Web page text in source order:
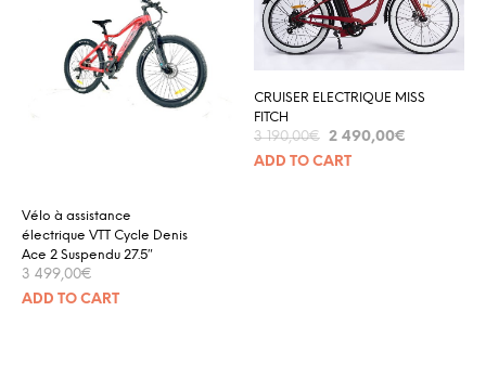
Vélo à assistance
électrique VTT Cycle Denis
Ace 2 Suspendu 27.5″
3 499,00€
ADD TO CART
CRUISER ELECTRIQUE MISS
FITCH
3 190,00€ 2 490,00€
ADD TO CART